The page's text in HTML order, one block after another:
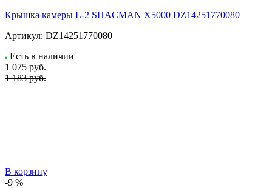
Крышка камеры L-2 SHACMAN X5000 DZ14251770080
Артикул: DZ14251770080
Есть в наличии
1 075 руб.
1 183 руб.
В корзину
-9 %